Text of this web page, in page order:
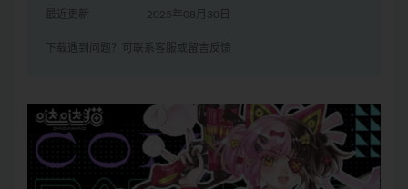
最近更新 2025年08月30日
下载遇到问题？可联系客服或留言反馈